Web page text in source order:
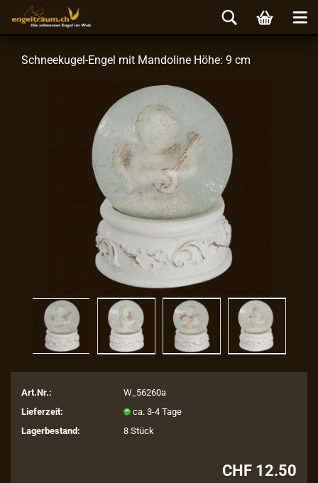
Schneekugel-​Engel mit Man­do­li­ne Höhe: 9 cm
Art.Nr.:
W_56260a
Lieferzeit:
ca. 3-4 Tage
Lagerbestand:
8Stück
CHF 12.50